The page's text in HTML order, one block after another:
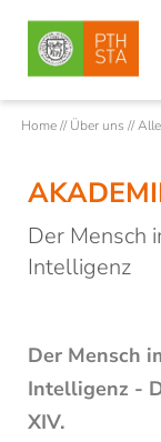
DE IT
Über uns
Lehr- und
Home//Über uns //
Der Mensch
Intelligenz
Der Mensch
Intelligenz -
XIV.